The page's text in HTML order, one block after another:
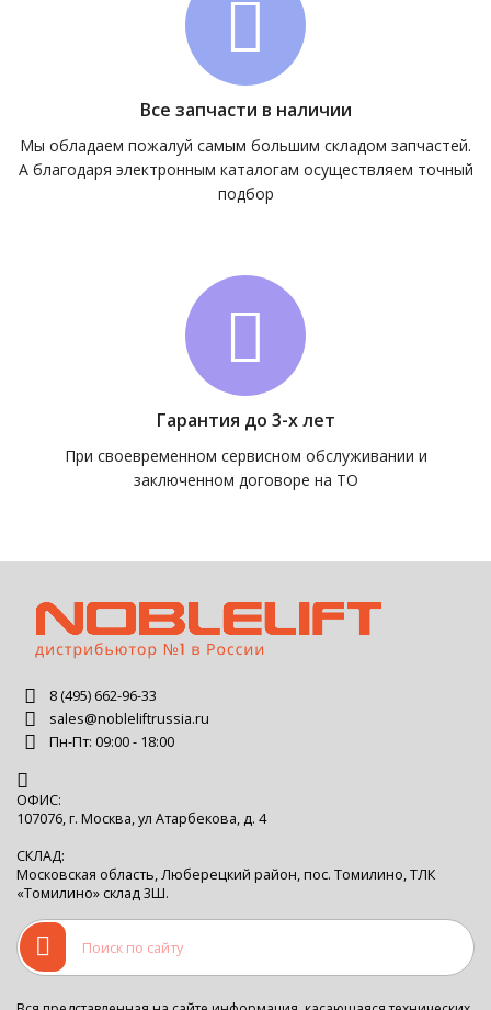
Все запчасти в наличии
Мы обладаем пожалуй самым большим складом запчастей.
А благодаря электронным каталогам осуществляем точный
подбор
Гарантия до 3-х лет
При своевременном сервисном обслуживании и
заключенном договоре на ТО
8 (495) 662-96-33
sales@nobleliftrussia.ru
Пн-Пт: 09:00 - 18:00
ОФИС:
107076, г. Москва, ул Атарбекова, д. 4
СКЛАД:
Московская область, Люберецкий район, пос. Томилино, ТЛК
«Томилино» склад 3Ш.